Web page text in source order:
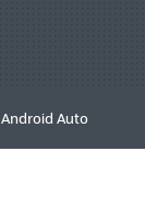
Android Auto